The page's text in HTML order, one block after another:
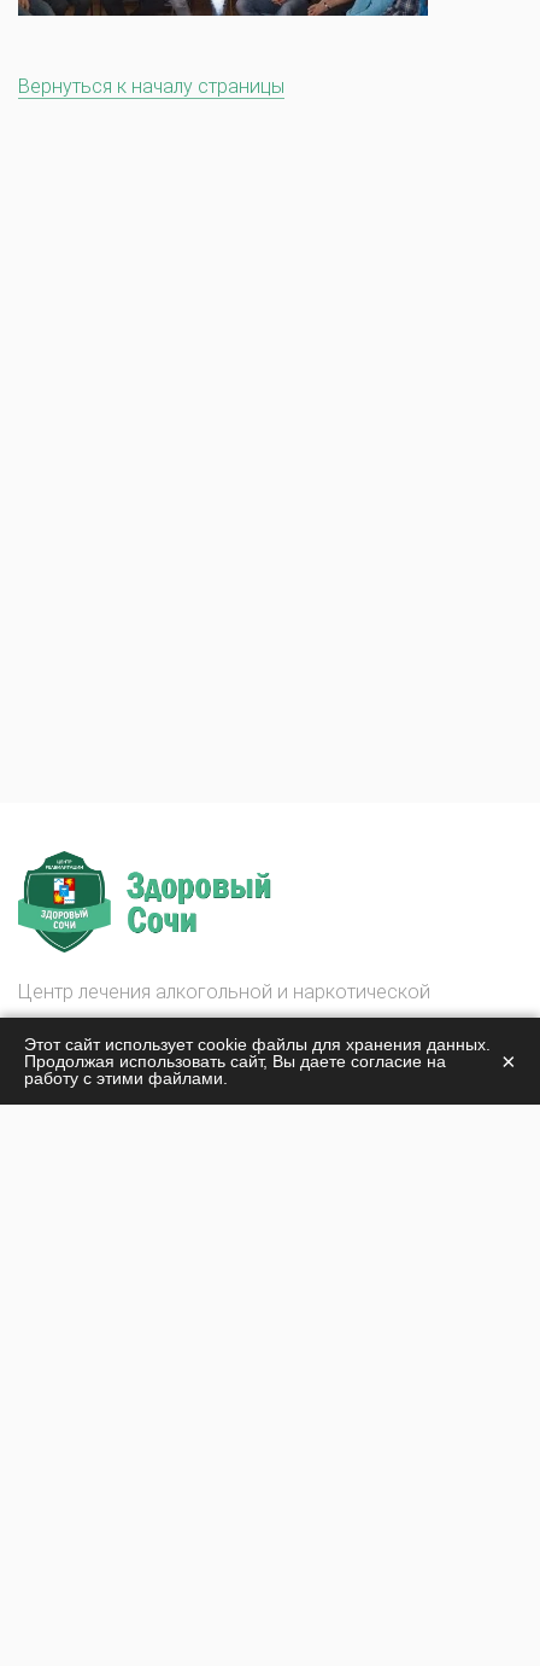
Вернуться к началу страницы
Центр лечения алкогольной и наркотической
зависимости
Здоровый Сочи
© 2026
Этот сайт использует cookie файлы для хранения данных.
Продолжая использовать сайт, Вы даете согласие на
работу с этими файлами.
×